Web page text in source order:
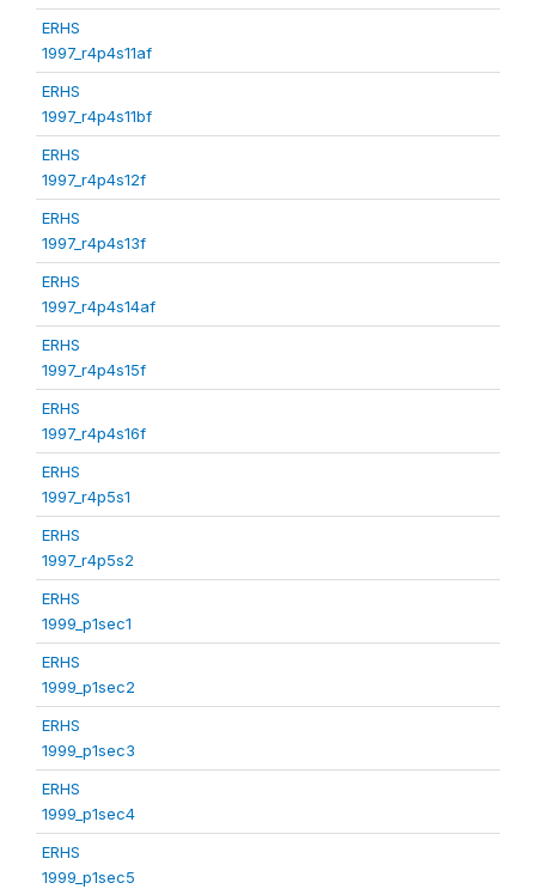
ERHS
1997_r4p4s11af
ERHS
1997_r4p4s11bf
ERHS
1997_r4p4s12f
ERHS
1997_r4p4s13f
ERHS
1997_r4p4s14af
ERHS
1997_r4p4s15f
ERHS
1997_r4p4s16f
ERHS
1997_r4p5s1
ERHS
1997_r4p5s2
ERHS
1999_p1sec1
ERHS
1999_p1sec2
ERHS
1999_p1sec3
ERHS
1999_p1sec4
ERHS
1999_p1sec5